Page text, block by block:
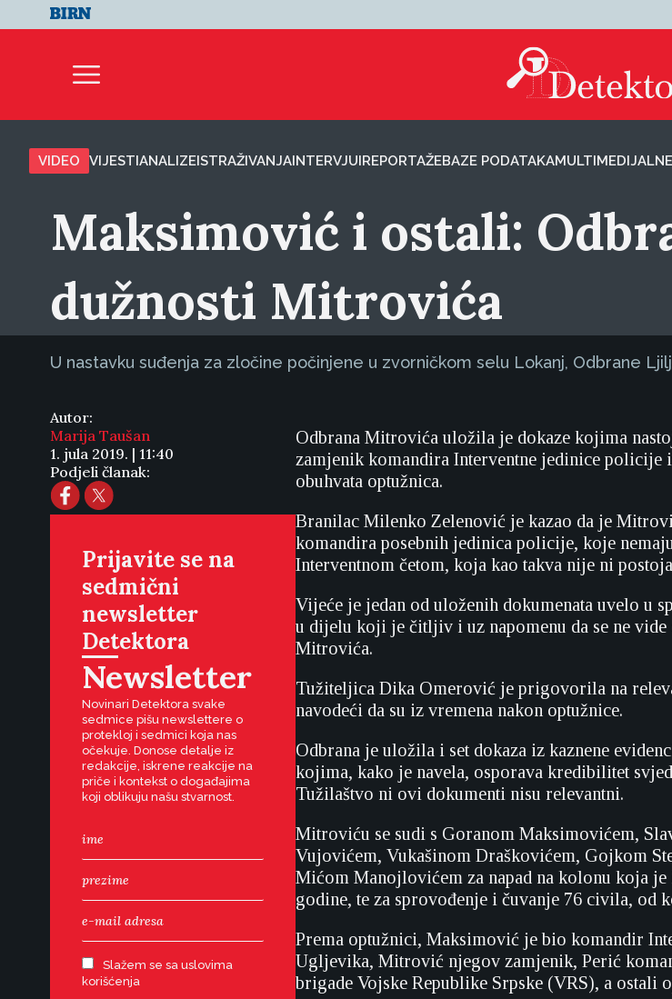
VIDEO VIJESTIANALIZEISTRAŽIVANJAINTERVJUIREPORTAŽEBAZE PODATAKA
Maksimović i ostali:
dužnosti Mitrovića
U nastavku suđenja za zločine počinjene u zvorničkom selu Lokanj, Odbrane
Autor:
Marija Taušan
1. jula 2019. | 11:40
Podjeli članak:
Prijavite se na
sedmični
newsletter
Detektora
Newsletter
Novinari Detektora svake
sedmice pišu newslettere o
protekloj i sedmici koja nas
očekuje. Donose detalje iz
redakcije, iskrene reakcije na
priče i kontekst o događajima
koji oblikuju našu stvarnost.
Slažem se sa uslovima
korišćenja
Odbrana Mitrovića uložila je dokaze kojima
zamjenik komandira Interventne jedinice
obuhvata optužnica.
Branilac Milenko Zelenović je kazao da je
komandira posebnih jedinica policije, koje
Interventnom četom, koja kao takva nije ni
Vijeće je jedan od uloženih dokumenata uvelo u
u dijelu koji je čitljiv i uz napomenu da se ne
Mitrovića.
Tužiteljica Dika Omerović je prigovorila na
navodeći da su iz vremena nakon optužnice.
Odbrana je uložila i set dokaza iz kaznene
kojima, kako je navela, osporava kredibilitet
Tužilaštvo ni ovi dokumenti nisu relevantni.
Mitroviću se sudi s Goranom Maksimovićem,
Vujovićem, Vukašinom Draškovićem, Gojkom
Mićom Manojlovićem za napad na kolonu koja je
godine, te za sprovođenje i čuvanje 76 civila, od
Prema optužnici, Maksimović je bio komandir
Ugljevika, Mitrović njegov zamjenik, Perić
brigade Vojske Republike Srpske (VRS), a ostali